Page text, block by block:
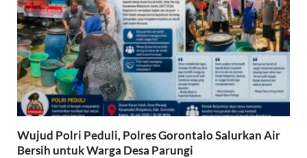
Wujud Polri Peduli, Polres Gorontalo Salurkan Air
Bersih untuk Warga Desa Parungi